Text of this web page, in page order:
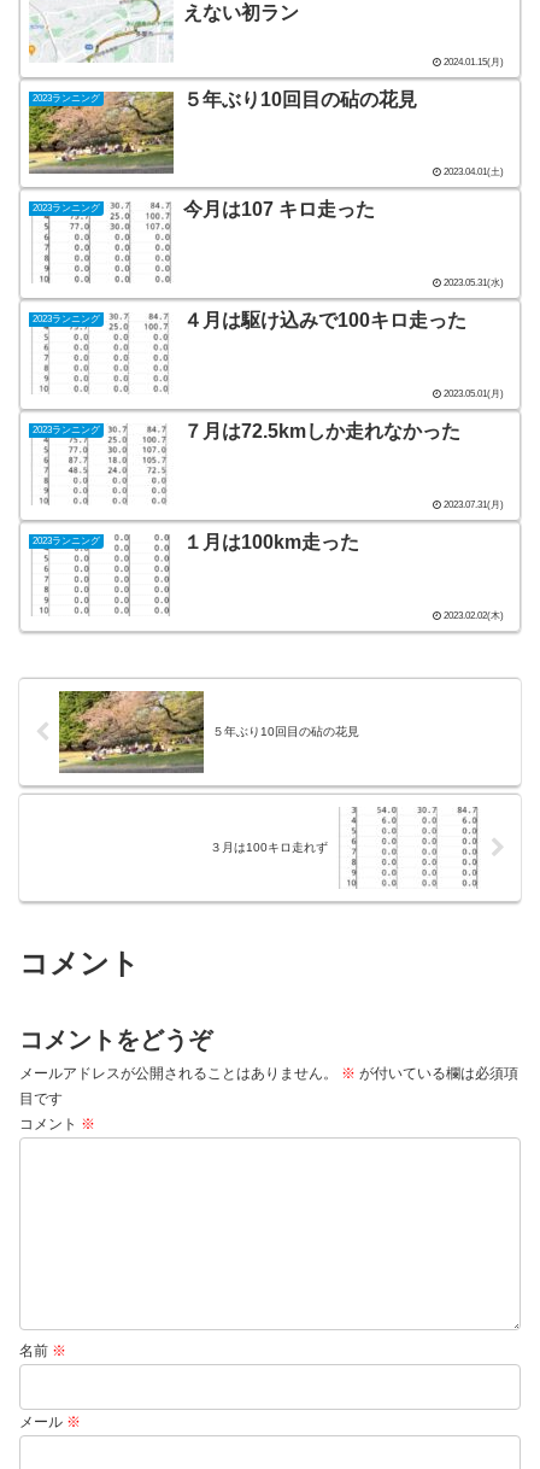
えない初ラン
2024.01.15(月)
2023ランニング ５年ぶり10回目の砧の花見
2023.04.01(土)
2023ランニング 今月は107 キロ走った
2023.05.31(水)
2023ランニング ４月は駆け込みで100キロ走った
2023.05.01(月)
2023ランニング ７月は72.5kmしか走れなかった
2023.07.31(月)
2023ランニング １月は100km走った
2023.02.02(木)
５年ぶり10回目の砧の花見
３月は100キロ走れず
コメント
コメントをどうぞ
メールアドレスが公開されることはありません。 ※ が付いている欄は必須項
目です
コメント ※
名前 ※
メール ※